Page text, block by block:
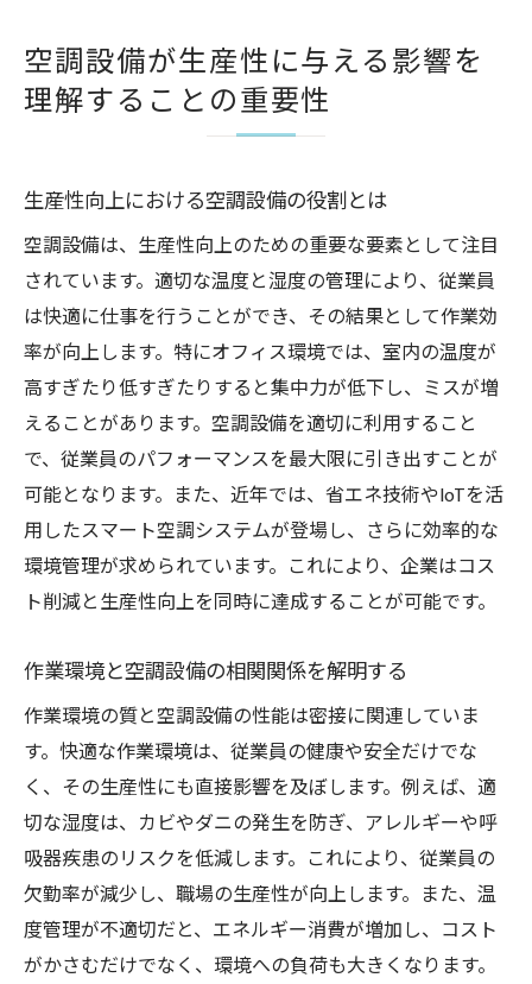
ト
空調設備を通じて得られる生産性向上の具
空調設備の正しい理解が生産性に与える長
効果的な空調設備の配置で作業環境を最適化す
る方法
作業スペースにおける空調設備の最適な配
置法
効率的な空調導入で職場環境を改善する
空調設備の配置が生産性に及ぼす影響
適切な設備配置が生み出す快適な働きやす
さ
専門家による空調配置の最適化事例
空調設備の配置における最新トレンド
カニズム
理想的な温度設定が生産性に与える影響
温度設定による効率的なエネルギー管理
温度調整が従業員の作業効率を左右する理
由
季節に応じた温度設定の重要性
温度管理で快適な職場環境を維持する方法
実例に基づく温度設定の最適化
空調設備が生産性に与える影響を
理解することの重要性
生産性向上における空調設備の役割とは
空調設備は、生産性向上のための重要な要素として注目
されています。適切な温度と湿度の管理により、従業員
は快適に仕事を行うことができ、その結果として作業効
率が向上します。特にオフィス環境では、室内の温度が
高すぎたり低すぎたりすると集中力が低下し、ミスが増
えることがあります。空調設備を適切に利用すること
で、従業員のパフォーマンスを最大限に引き出すことが
可能となります。また、近年では、省エネ技術やIoTを活
用したスマート空調システムが登場し、さらに効率的な
環境管理が求められています。これにより、企業はコス
ト削減と生産性向上を同時に達成することが可能です。
作業環境と空調設備の相関関係を解明する
作業環境の質と空調設備の性能は密接に関連していま
す。快適な作業環境は、従業員の健康や安全だけでな
く、その生産性にも直接影響を及ぼします。例えば、適
切な湿度は、カビやダニの発生を防ぎ、アレルギーや呼
吸器疾患のリスクを低減します。これにより、従業員の
欠勤率が減少し、職場の生産性が向上します。また、温
度管理が不適切だと、エネルギー消費が増加し、コスト
がかさむだけでなく、環境への負荷も大きくなります。